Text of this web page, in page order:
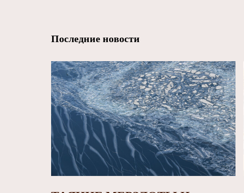
Последние новости